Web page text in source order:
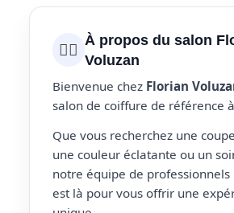
💇‍♀️ À propos du salon
Voluzan
Bienvenue chez Florian
salon de coiffure de référence à
Que vous recherchez une
une couleur éclatante ou un
notre équipe de professionnels
est là pour vous offrir une